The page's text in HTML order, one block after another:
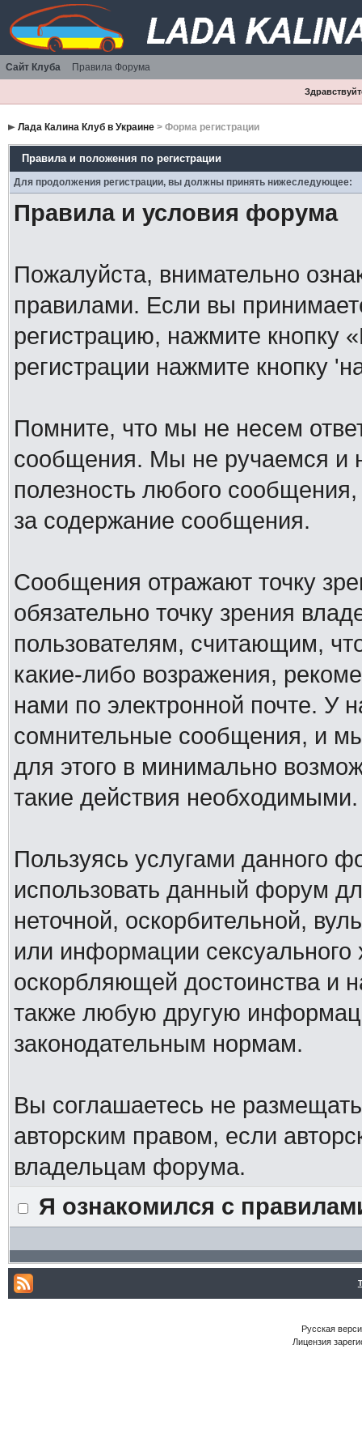
Сайт Клуба Правила Форума
Лада Калина Клуб в Украине> Форма регистрации
Правила и положения по регистрации
Для продолжения регистрации, вы должны принять нижеследующее:
Правила и условия форума
Пожалуйста, внимательно
правилами. Если вы
регистрацию, нажмите кнопку
регистрации нажмите кнопку
Помните, что мы не несем
сообщения. Мы не ручаемся и
полезность любого
за содержание сообщения.
Сообщения отражают точку
обязательно точку зрения
пользователям, считающим,
какие-либо возражения,
нами по электронной почте. У
сомнительные сообщения, и
для этого в минимально
такие действия необходимыми.
Пользуясь услугами данного
использовать данный форум
неточной, оскорбительной,
или информации
оскорбляющей достоинства и
также любую другую
законодательным нормам.
Вы соглашаетесь не
авторским правом, если
владельцам форума.
Я ознакомился с
Русская
Лицензия